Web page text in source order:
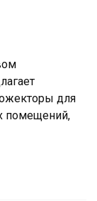
для
помещений,